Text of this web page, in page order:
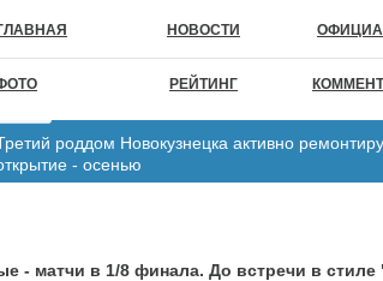
НОВОСТИ
РЕЙТИНГ
роддом Новокузнецка активно
- осенью
- матчи в 1/8 финала. До встречи в